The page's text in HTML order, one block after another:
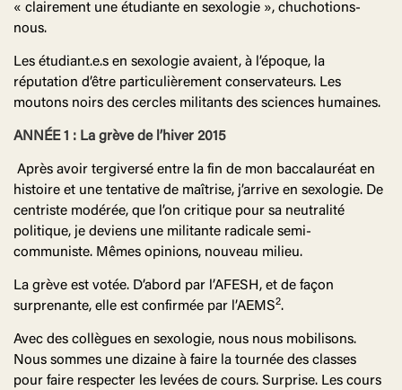
« clairement une étudiante en sexologie », chuchotions-
nous.
Les étudiant.e.s en sexologie avaient, à l’époque, la
réputation d’être particulièrement conservateurs. Les
moutons noirs des cercles militants des sciences humaines.
ANNÉE 1 : La grève de l’hiver 2015
Après avoir tergiversé entre la fin de mon baccalauréat en
histoire et une tentative de maîtrise, j’arrive en sexologie. De
centriste modérée, que l’on critique pour sa neutralité
politique, je deviens une militante radicale semi-
communiste. Mêmes opinions, nouveau milieu.
La grève est votée. D’abord par l’AFESH, et de façon
surprenante, elle est confirmée par l’AEMS2.
Avec des collègues en sexologie, nous nous mobilisons.
Nous sommes une dizaine à faire la tournée des classes
pour faire respecter les levées de cours. Surprise. Les cours